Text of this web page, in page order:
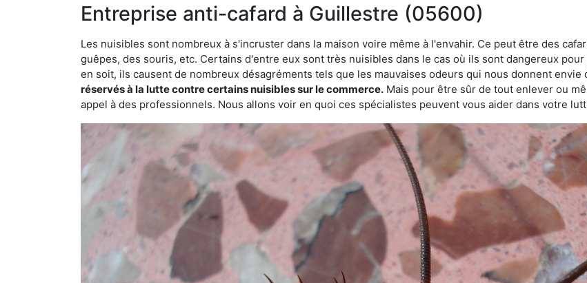
Entreprise anti-cafard à Guillestre (05600)
Les nuisibles sont nombreux à s'incruster dans la maison voire même à l'envahir. Ce peut être des
guêpes, des souris, etc. Certains d'entre eux sont très nuisibles dans le cas où ils sont dangereux
en soit, ils causent de nombreux désagréments tels que les mauvaises odeurs qui nous donnent envie
réservés à la lutte contre certains nuisibles sur le commerce. Mais pour être sûr de tout enlever ou
appel à des professionnels. Nous allons voir en quoi ces spécialistes peuvent vous aider dans votre